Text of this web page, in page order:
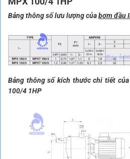
Bảng thông số lưu lượng củabơm đầu
Bảng thông số kích thước chi tiết
100/4 1HP